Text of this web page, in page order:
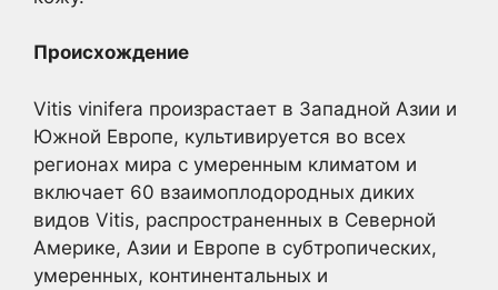
Происхождение
Vitis vinifera произрастает в Западной Азии и
Южной Европе, культивируется во всех
регионах мира с умеренным климатом и
включает 60 взаимоплодородных диких
видов Vitis, распространенных в Северной
Америке, Азии и Европе в субтропических,
умеренных, континентальных и